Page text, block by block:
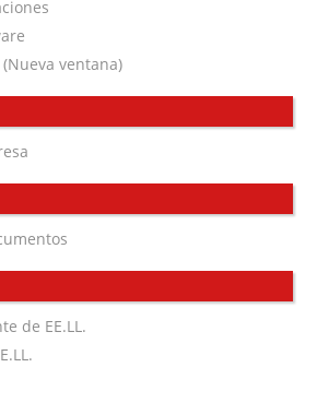
ventana)
de EE.LL.